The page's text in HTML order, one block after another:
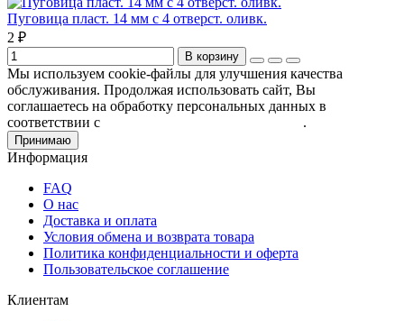
Пуговица пласт. 14 мм с 4 отверст. оливк.
2 ₽
В корзину
Мы используем cookie-файлы для улучшения качества
обслуживания. Продолжая использовать сайт, Вы
соглашаетесь на обработку персональных данных в
соответствии с
.
Принимаю
Информация
FAQ
О нас
Доставка и оплата
Условия обмена и возврата товара
Политика конфиденциальности и оферта
Пользовательское соглашение
Клиентам